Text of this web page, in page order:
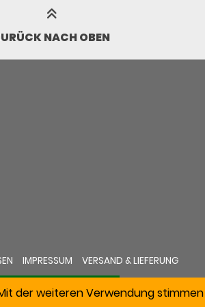
NACH OBEN
IMPRESSUM VERSAND & LIEFERUNG
der weiteren Verwendung stimmen
WIDERRUFEN